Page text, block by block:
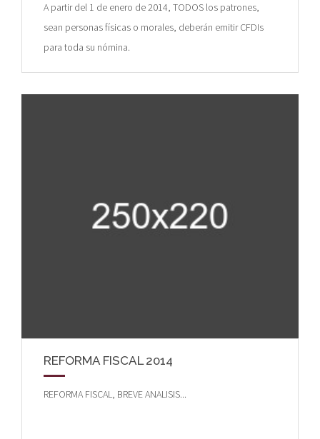
A partir del 1 de enero de 2014, TODOS los patrones,
sean personas físicas o morales, deberán emitir CFDIs
para toda su nómina.
REFORMA FISCAL 2014
REFORMA FISCAL, BREVE ANALISIS...